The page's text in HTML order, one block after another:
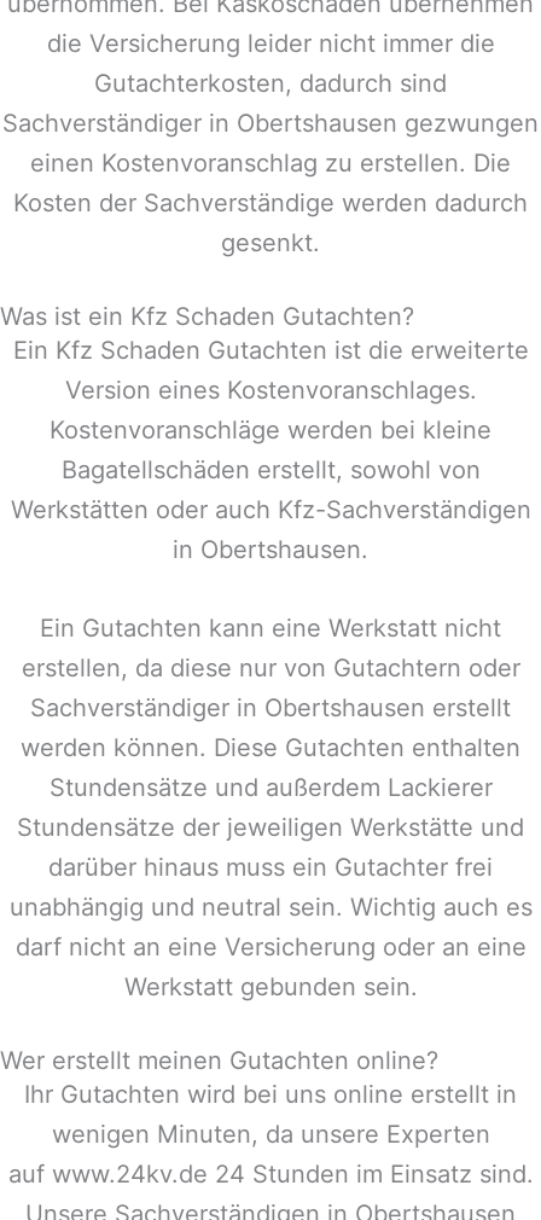
die Versicherung leider nicht immer die
Gutachterkosten, dadurch sind
Sachverständiger in Obertshausen gezwungen
einen Kostenvoranschlag zu erstellen. Die
Kosten der Sachverständige werden dadurch
gesenkt.
Was ist ein Kfz Schaden Gutachten?
Ein Kfz Schaden Gutachten ist die erweiterte
Version eines Kostenvoranschlages.
Kostenvoranschläge werden bei kleine
Bagatellschäden erstellt, sowohl von
Werkstätten oder auch Kfz-Sachverständigen
in Obertshausen.
Ein Gutachten kann eine Werkstatt nicht
erstellen, da diese nur von Gutachtern oder
Sachverständiger in Obertshausen erstellt
werden können. Diese Gutachten enthalten
Stundensätze und außerdem Lackierer
Stundensätze der jeweiligen Werkstätte und
darüber hinaus muss ein Gutachter frei
unabhängig und neutral sein. Wichtig auch es
darf nicht an eine Versicherung oder an eine
Werkstatt gebunden sein.
Wer erstellt meinen Gutachten online?
Ihr Gutachten wird bei uns online erstellt in
wenigen Minuten, da unsere Experten
auf www.24kv.de 24 Stunden im Einsatz sind.